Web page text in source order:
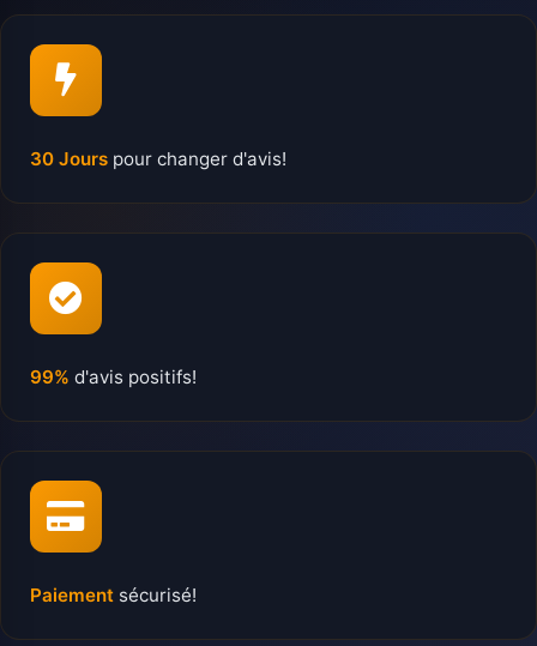
30 Jours pour changer d'avis!
99% d'avis positifs!
Paiement sécurisé!